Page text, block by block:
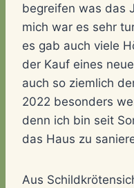
begreifen was das
mich war es sehr
es gab auch viele
der Kauf eines
auch so ziemlich
2022 besonders
denn ich bin seit
das Haus zu
Aus